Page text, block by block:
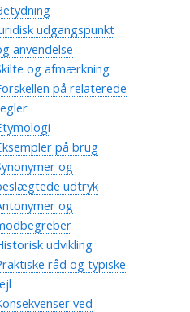
udgangspunkt
anvendelse
og afmærkning
på relaterede
på brug
og
udtryk
og
udvikling
råd og typiske
ved